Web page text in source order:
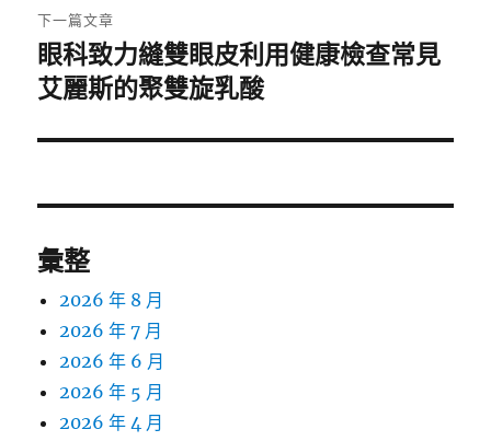
章:
下一篇文章
下
一
文
眼科致力縫雙眼皮利用健康檢查常見
艾麗斯的聚雙旋乳酸
彙整
2026 年 8 月
2026 年 7 月
2026 年 6 月
2026 年 5 月
2026 年 4 月